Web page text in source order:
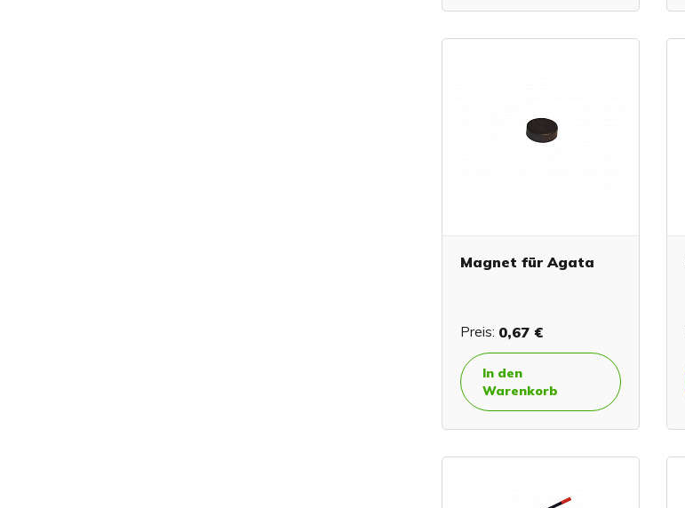
Magnet für Agata
Preis: 0,67 €
In den
Warenkorb